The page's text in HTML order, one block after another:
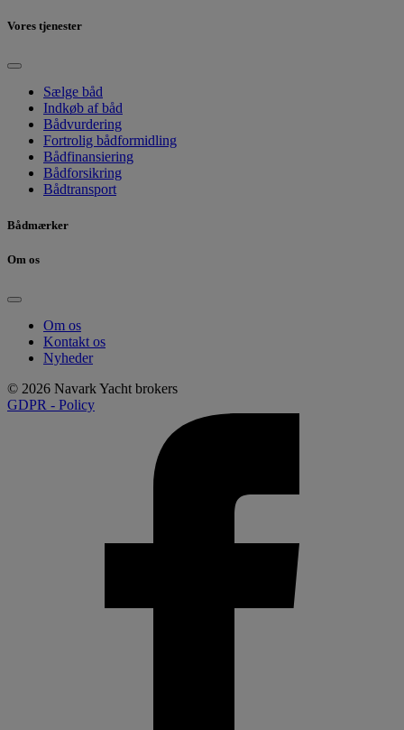
Vores tjenester
Sælge båd
Indkøb af båd
Bådvurdering
Fortrolig bådformidling
Bådfinansiering
Bådforsikring
Bådtransport
Bådmærker
Om os
Om os
Kontakt os
Nyheder
© 2026 Navark Yacht brokers
GDPR - Policy